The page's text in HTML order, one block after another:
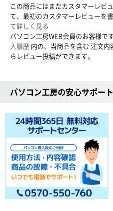
この商品にはまだカスタマーレビ
て、最初のカスタマーレビューを
て詳しく見る
パソコン工房WEB会員のお客様で
入履歴 内の、当商品を含む 注文
らレビュー投稿ができます。
パソコン工房の安心サポート